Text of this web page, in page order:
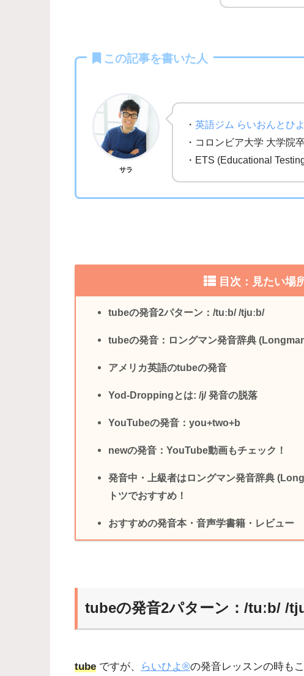
この記事を書いた人
サラ
・ 英語ジム らいおんとひ
・コロンビア大学 大学院
・ETS (Educational
目次：見たい場
tubeの発音2パターン：/tuːb/ /tjuːb/
tubeの発音：ロングマン発音辞典
アメリカ英語のtubeの発音
Yod-Droppingとは: /j/ 発音の脱落
YouTubeの発音：you+two+b
newの発音：YouTube動画もチェック！
発音中・上級者はロングマン発音辞典
トツでおすすめ！
おすすめの発音本・音声学書籍・レビュー
tubeの発音2パターン：/tuːb/ /
tube ですが、 らいひよ®の発音レッスンの時も